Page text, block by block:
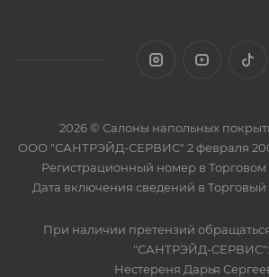
2026 © Салоны напольных
ООО "САНТРЭЙД-СЕРВИС" 2 февраля
Регистрационный номер в Торговом
Дата включения сведений в Торговый
При наличии претензий
"САНТРЭЙД-СЕРВИС":
Нестереня Дарья